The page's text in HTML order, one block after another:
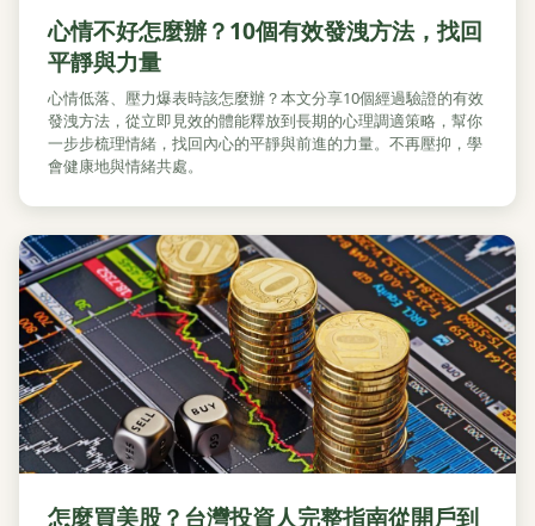
心情不好怎麼辦？10個有效發洩方法，找回
平靜與力量
心情低落、壓力爆表時該怎麼辦？本文分享10個經過驗證的有效
發洩方法，從立即見效的體能釋放到長期的心理調適策略，幫你
一步步梳理情緒，找回內心的平靜與前進的力量。不再壓抑，學
會健康地與情緒共處。
怎麼買美股？台灣投資人完整指南從開戶到